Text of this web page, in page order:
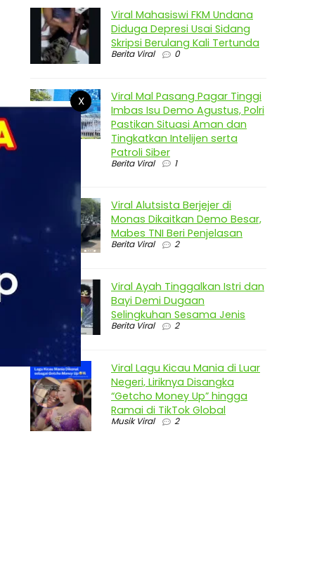
Viral Mahasiswi FKM Undana
Diduga Depresi Usai Sidang
Skripsi Berulang Kali Tertunda
Berita Viral 0
Viral Mal Pasang Pagar Tinggi
Imbas Isu Demo Agustus, Polri
Pastikan Situasi Aman dan
Tingkatkan Intelijen serta
Patroli Siber
Berita Viral 1
Viral Alutsista Berjejer di
Monas Dikaitkan Demo Besar,
Mabes TNI Beri Penjelasan
Berita Viral 2
Viral Ayah Tinggalkan Istri dan
Bayi Demi Dugaan
Selingkuhan Sesama Jenis
Berita Viral 2
Viral Lagu Kicau Mania di Luar
Negeri, Liriknya Disangka
“Getcho Money Up” hingga
Ramai di TikTok Global
Musik Viral 2
X